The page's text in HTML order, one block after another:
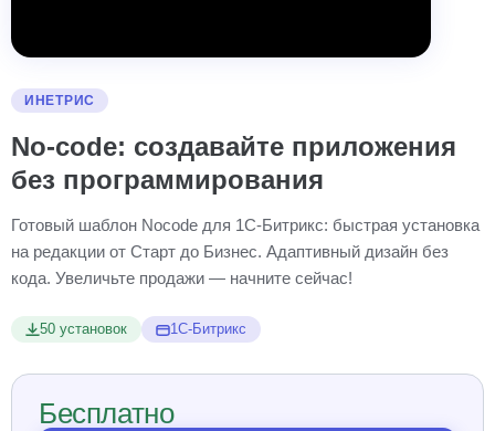
ИНЕТРИС
No-code: создавайте приложения
без программирования
Готовый шаблон Nocode для 1С-Битрикс: быстрая установка
на редакции от Старт до Бизнес. Адаптивный дизайн без
кода. Увеличьте продажи — начните сейчас!
50 установок 1С-Битрикс
Бесплатно